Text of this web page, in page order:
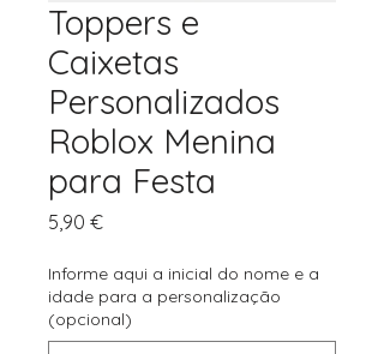
Toppers e
Caixetas
Personalizados
Roblox Menina
para Festa
5,90 €Preço
Informe aqui a inicial do nome e a
idade para a personalização
(opcional)